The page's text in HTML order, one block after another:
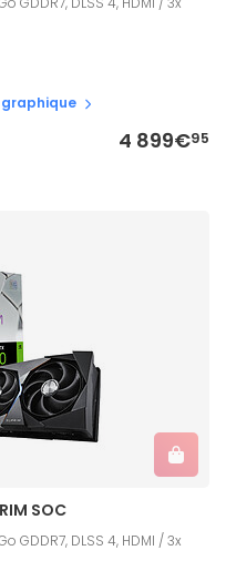
4 899€95
SOC
GDDR7, DLSS 4, HDMI / 3x